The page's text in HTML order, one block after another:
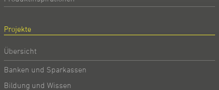
Projekte
Übersicht
Banken und Sparkassen
Bildung und Wissen